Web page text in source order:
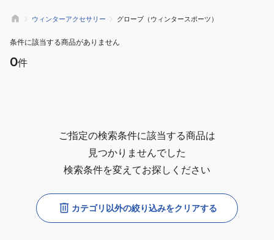
ウィンターアクセサリー グローブ（ウィンタースポーツ）
条件に該当する商品がありません
0件
ご指定の検索条件に該当する商品は
見つかりませんでした
検索条件を変えてお探しください
カテゴリ以外の絞り込みをクリアする